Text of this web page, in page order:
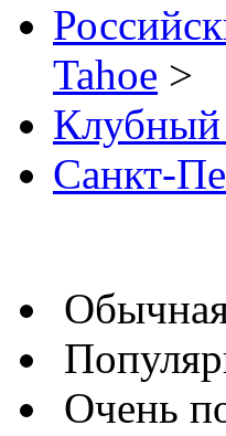
Tahoe >
Клубный
Санкт-
Очень